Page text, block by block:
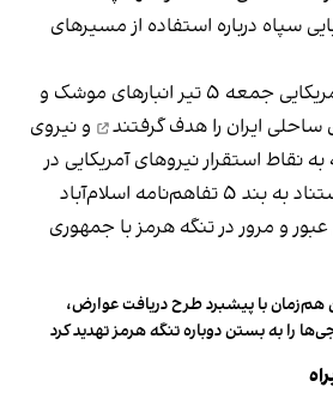
سپاه درباره استفاده از مسیرهای
در ادامه، جنگنده‌های آمریکایی جمعه ۵ تیر انبارهای موشک و
ایران را هدف گرفتند
و نیروی
نقاط استقرار نیروهای آمریکایی در
منطقه پاسخ داد و با استناد به بند ۵ تفاهم‌نامه اسلام‌آباد
عبور و مرور در تنگه هرمز با جمهوری
هم‌زمان با پیشبرد طرح دریافت عوارض،
را به بستن دوباره تنگه هرمز تهدید کرد